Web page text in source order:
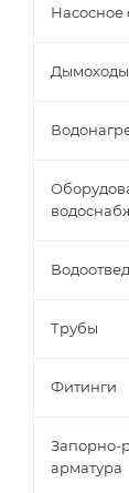
Насосное
Дымоходы
Трубы
Фитинги
Запорно-
арматура